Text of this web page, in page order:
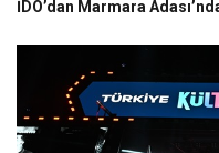
İDO’dan Marmara